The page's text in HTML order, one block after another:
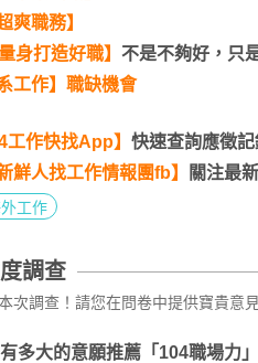
爽職務】
身打造好職】 不是不夠好，只
工作】職缺機會
工作快找App】 快速查詢應徵
新鮮人找工作情報團fb】 關注最
工作
調查
次調查！請您在問卷中提供寶貴意
多大的意願推薦「104職場力